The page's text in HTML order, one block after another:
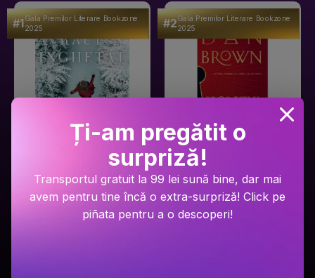
#1Gala Premilor Literare Bookzone
2025
Ariel Lawhon
Râul Înghețat
PRP: 59.9 Lei
#2Gala Premilor Literare Bookzone
2025
Secretul secretelor
PRP: 129 Lei
Ți-am pregătit o
surpriză!
Transportul gratuit la 99 lei sună bine, dar mai
avem pentru tine încă o extra-surpriză! Click pe
piñata pentru a o descoperi!